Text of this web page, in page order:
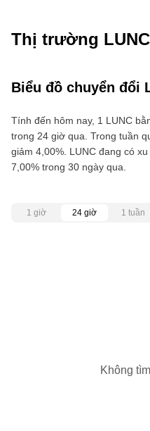
Thị trường
Biểu đồ chuyển đổi
Tính đến hôm nay, 1 LUNC
trong 24 giờ qua. Trong tuần
giảm 4,00%. LUNC đang có
7,00% trong 30 ngày qua.
1 giờ 24 giờ 1 tuần
Không